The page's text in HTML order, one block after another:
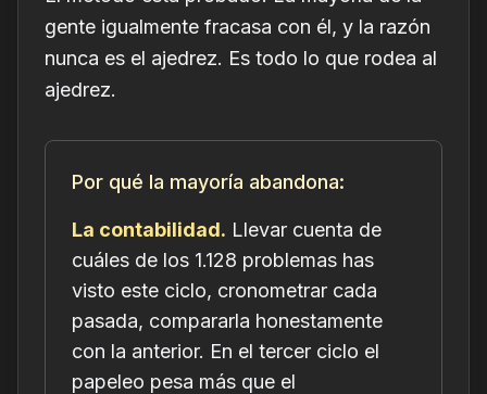
gente igualmente fracasa con él, y la razón
nunca es el ajedrez. Es todo lo que rodea al
ajedrez.
Por qué la mayoría abandona:
La contabilidad. Llevar cuenta de
cuáles de los 1.128 problemas has
visto este ciclo, cronometrar cada
pasada, compararla honestamente
con la anterior. En el tercer ciclo el
papeleo pesa más que el